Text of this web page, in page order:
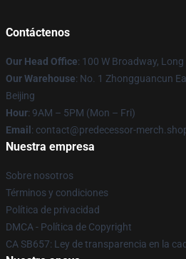
Contáctenos
Our Head Office: 100 W Broadway,
Our Warehouse: No. 1 Zhongguancun
Beijing
Hour: 9AM – 5PM (Mon – Fri)
Email : contact@predecessor-
Nuestra empresa
Sobre nosotros
Términos y condiciones
Política de privacidad
DMCA - Política de Copyright
CA SB657: Ley de transparencia en la